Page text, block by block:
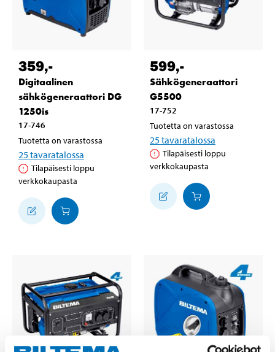
359,-
Digitaalinen
sähkögeneraattori DG
1250is
17-746
Tuotetta on varastossa
25tavaratalossa
Tilapäisesti loppu
verkkokaupasta
599,-
Sähkögeneraattori
G5500
17-752
Tuotetta on varastossa
25tavaratalossa
Tilapäisesti loppu
verkkokaupasta